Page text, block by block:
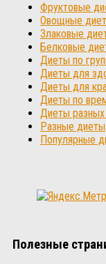
Фруктовые
Овощные
Злаковые
Белковые
Диеты по
Диеты для
Диеты для
Диеты по
Диеты разных
Разные диеты
Популярные
Полезные